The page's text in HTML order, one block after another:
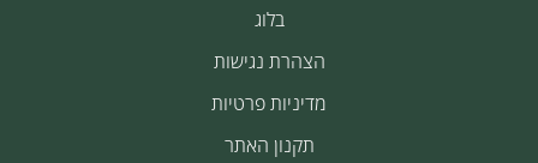
בלוג
הצהרת נגישות
מדיניות פרטיות
תקנון האתר